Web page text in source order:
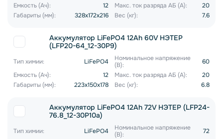
Емкость (Ач):
12 Макс. ток разряда АБ (А):
20
Габариты (мм):
328x172x216 Вес (кг): 7.6
Аккумулятор LiFePO4 12Ah 60V НЭТЕР
(LFP20-64_12-30P9)
Тип химии: LiFePO4
Номинальное напряжение
(В):
60
Емкость (Ач):
12 Макс. ток разряда АБ (А):
20
Габариты (мм):
223x150x178 Вес (кг): 6.8
Аккумулятор LiFePO4 12Ah 72V НЭТЕР (LFP24-
76.8_12-30P10a)
Тип химии: LiFePO4
Номинальное напряжение
(В):
72